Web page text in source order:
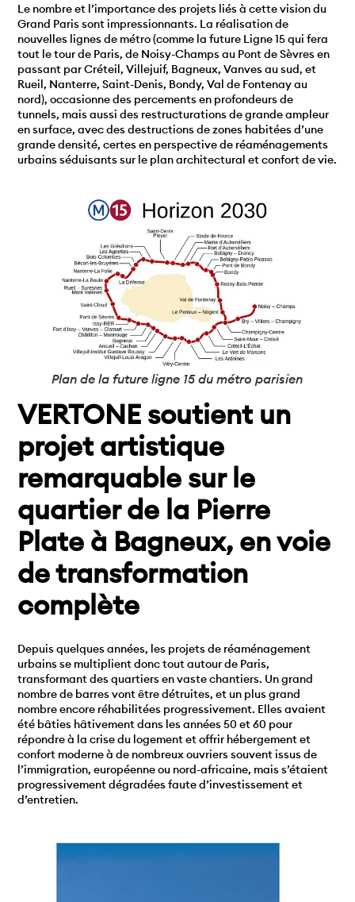
Le nombre et l’importance des projets liés à cette vision du
Grand Paris sont impressionnants. La réalisation de
nouvelles lignes de métro (comme la future Ligne 15 qui fera
tout le tour de Paris, de Noisy-Champs au Pont de Sèvres en
passant par Créteil, Villejuif, Bagneux, Vanves au sud, et
Rueil, Nanterre, Saint-Denis, Bondy, Val de Fontenay au
nord), occasionne des percements en profondeurs de
tunnels, mais aussi des restructurations de grande ampleur
en surface, avec des destructions de zones habitées d’une
grande densité, certes en perspective de réaménagements
urbains séduisants sur le plan architectural et confort de vie.
Plan de la future ligne 15 du métro parisien
VERTONE soutient un
projet artistique
remarquable sur le
quartier de la Pierre
Plate à Bagneux, en voie
de transformation
complète
Depuis quelques années, les projets de réaménagement
urbains se multiplient donc tout autour de Paris,
transformant des quartiers en vaste chantiers. Un grand
nombre de barres vont être détruites, et un plus grand
nombre encore réhabilitées progressivement. Elles avaient
été bâties hâtivement dans les années 50 et 60 pour
répondre à la crise du logement et offrir hébergement et
confort moderne à de nombreux ouvriers souvent issus de
l’immigration, européenne ou nord-africaine, mais s’étaient
progressivement dégradées faute d’investissement et
d’entretien.